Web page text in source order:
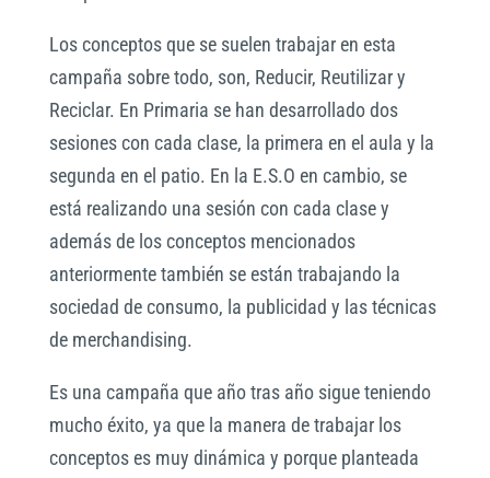
Los conceptos que se suelen trabajar en esta
campaña sobre todo, son, Reducir, Reutilizar y
Reciclar. En Primaria se han desarrollado dos
sesiones con cada clase, la primera en el aula y la
segunda en el patio. En la E.S.O en cambio, se
está realizando una sesión con cada clase y
además de los conceptos mencionados
anteriormente también se están trabajando la
sociedad de consumo, la publicidad y las técnicas
de merchandising.
Es una campaña que año tras año sigue teniendo
mucho éxito, ya que la manera de trabajar los
conceptos es muy dinámica y porque planteada